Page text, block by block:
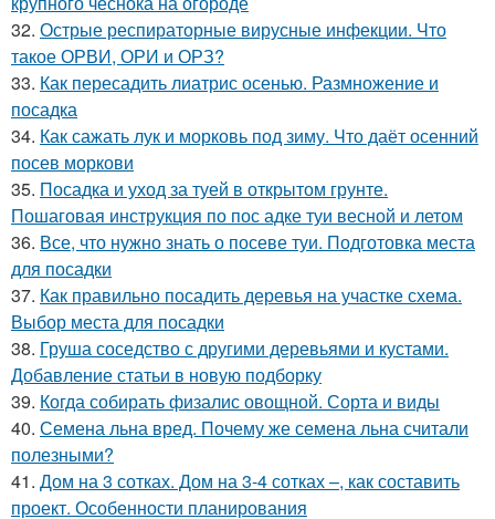
32. Острые респираторные вирусные инфекции. Что
такое ОРВИ, ОРИ и ОРЗ?
33. Как пересадить лиатрис осенью. Размножение и
посадка
34. Как сажать лук и морковь под зиму. Что даёт осенний
посев моркови
35. Посадка и уход за туей в открытом грунте.
Пошаговая инструкция по пос адке туи весной и летом
36. Все, что нужно знать о посеве туи. Подготовка места
для посадки
37. Как правильно посадить деревья на участке схема.
Выбор места для посадки
38. Груша соседство с другими деревьями и кустами.
Добавление статьи в новую подборку
39. Когда собирать физалис овощной. Сорта и виды
40. Семена льна вред. Почему же семена льна считали
полезными?
41. Дом на 3 сотках. Дом на 3-4 сотках –, как составить
проект. Особенности планирования